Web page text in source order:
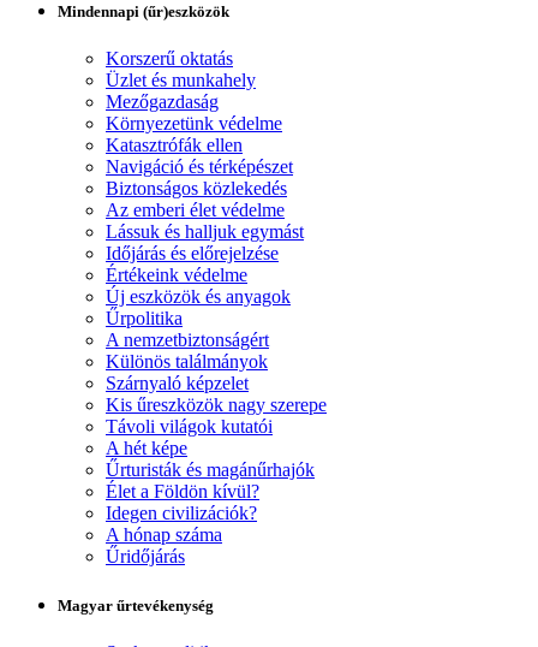
Mindennapi (űr)eszközök
Korszerű oktatás
Üzlet és munkahely
Mezőgazdaság
Környezetünk védelme
Katasztrófák ellen
Navigáció és térképészet
Biztonságos közlekedés
Az emberi élet védelme
Lássuk és halljuk egymást
Időjárás és előrejelzése
Értékeink védelme
Új eszközök és anyagok
Űrpolitika
A nemzetbiztonságért
Különös találmányok
Szárnyaló képzelet
Kis űreszközök nagy szerepe
Távoli világok kutatói
A hét képe
Űrturisták és magánűrhajók
Élet a Földön kívül?
Idegen civilizációk?
A hónap száma
Űridőjárás
Magyar űrtevékenység